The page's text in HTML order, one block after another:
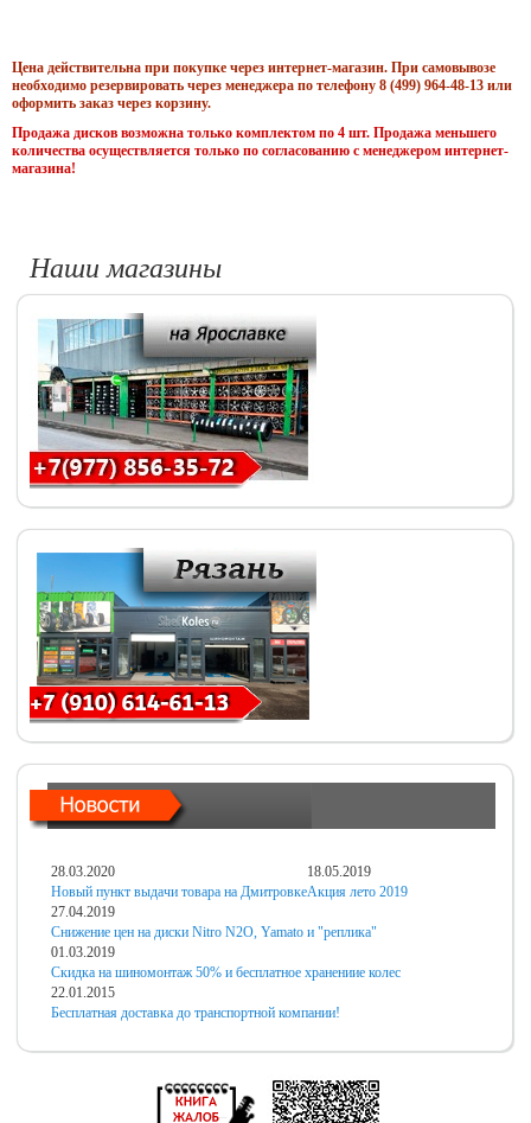
Цена действительна при покупке через интернет-магазин. При самовывозе
необходимо резервировать через менеджера по телефону 8 (499) 964-48-13 или
оформить заказ через корзину.
Продажа дисков возможна только комплектом по 4 шт. Продажа меньшего
количества осуществляется только по согласованию с менеджером интернет-
магазина!
Наши магазины
28.03.2020
Новый пункт выдачи товара на Дмитровке
18.05.2019
Акция лето 2019
27.04.2019
Снижение цен на диски Nitro N2O, Yamato и "реплика"
01.03.2019
Скидка на шиномонтаж 50% и бесплатное хранениие колес
22.01.2015
Бесплатная доставка до транспортной компании!